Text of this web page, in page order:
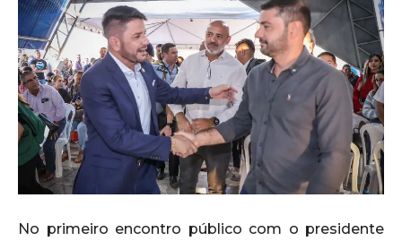
No primeiro encontro público com o presidente